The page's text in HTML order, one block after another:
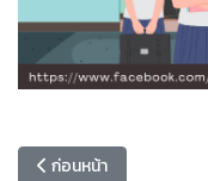
เนื้อหาก่อนหน้า: ประกา
ก่อนหน้า